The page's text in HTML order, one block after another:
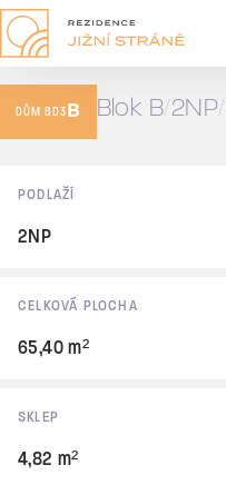
DŮM BD3B Blok B 2NP
Základní údaje
PODLAŽÍ
2NP
CELKOVÁ PLOCHA
65,40 m²
SKLEP
4,82 m²
B11
65,40 m²
Prodáno